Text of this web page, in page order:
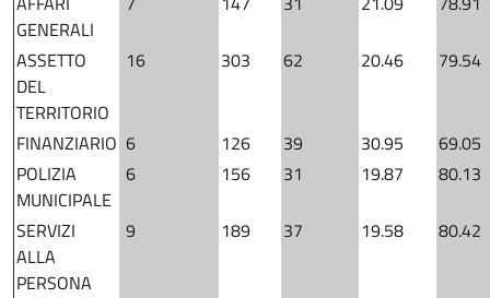
GENERALI
ASSETTO
DEL
TERRITORIO
16 303 62 20.46 79.54
FINANZIARIO 6 126 39 30.95
69.05
POLIZIA
MUNICIPALE
6 156 31 19.87 80.13
SERVIZI
ALLA
PERSONA
9 189 37 19.58 80.42